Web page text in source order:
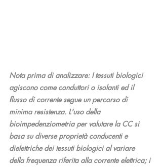
Nota prima di analizzare: I tessuti biologici
agiscono come conduttori o isolanti ed il
flusso di corrente segue un percorso di
minima resistenza. L'uso della
bioimpedenziometria per valutare la CC si
basa su diverse proprietà conducenti e
dielettriche dei tessuti biologici al variare
della frequenza riferita alla corrente elettrica; i